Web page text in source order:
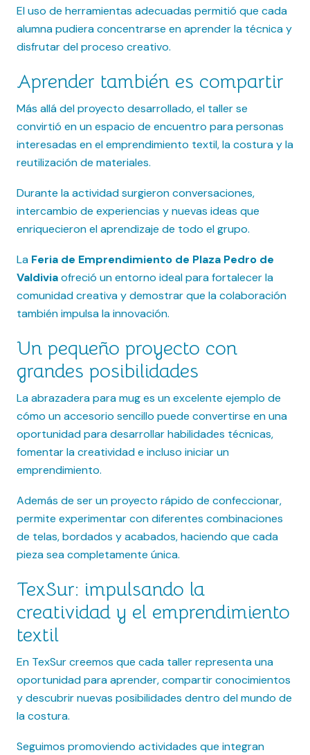
El uso de herramientas adecuadas permitió que cada
alumna pudiera concentrarse en aprender la técnica y
disfrutar del proceso creativo.
Aprender también es compartir
Más allá del proyecto desarrollado, el taller se
convirtió en un espacio de encuentro para personas
interesadas en el emprendimiento textil, la costura y la
reutilización de materiales.
Durante la actividad surgieron conversaciones,
intercambio de experiencias y nuevas ideas que
enriquecieron el aprendizaje de todo el grupo.
La Feria de Emprendimiento de Plaza Pedro de
Valdiviaofreció un entorno ideal para fortalecer la
comunidad creativa y demostrar que la colaboración
también impulsa la innovación.
Un pequeño proyecto con
grandes posibilidades
La abrazadera para mug es un excelente ejemplo de
cómo un accesorio sencillo puede convertirse en una
oportunidad para desarrollar habilidades técnicas,
fomentar la creatividad e incluso iniciar un
emprendimiento.
Además de ser un proyecto rápido de confeccionar,
permite experimentar con diferentes combinaciones
de telas, bordados y acabados, haciendo que cada
pieza sea completamente única.
TexSur: impulsando la
creatividad y el emprendimiento
textil
En TexSur creemos que cada taller representa una
oportunidad para aprender, compartir conocimientos
y descubrir nuevas posibilidades dentro del mundo de
la costura.
Seguimos promoviendo actividades que integran